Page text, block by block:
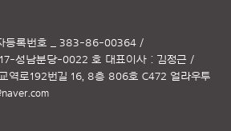
등록번호 _ 383-86-00364 /
성남분당-0022 호 대표이사 : 김정근 /
역로192번길 16, 8층 806호 C472 얼라우투